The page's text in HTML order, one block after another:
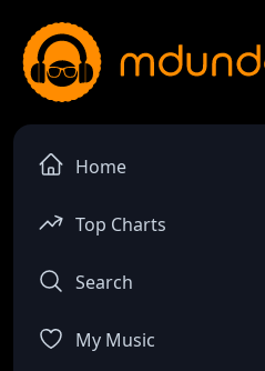
Home
Top Charts
Search
My Music